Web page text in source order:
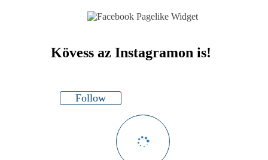
Kövess az Instagramon is!
Follow